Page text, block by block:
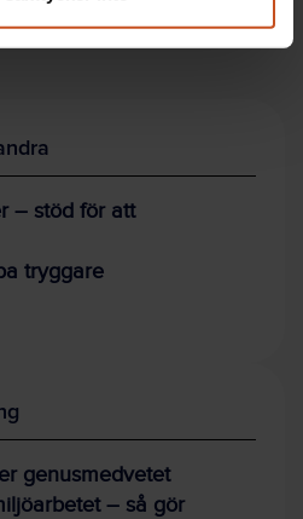
– stöd för att
tryggare
genusmedvetet
– så gör